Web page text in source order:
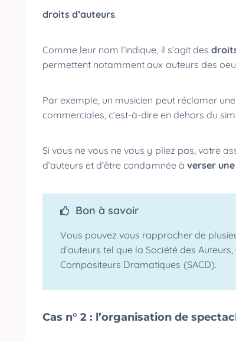
droits d’auteurs.
Comme leur nom l’indique, il s’agit des
permettent notamment aux auteurs des
Par exemple, un musicien peut réclamer
commerciales, c’est-à-dire en dehors du
Si vous ne vous ne vous y pliez pas, votre
d’auteurs et d’être condamnée à verser
Bon à savoir
Vous pouvez vous rapprocher de
d’auteurs tel que la Société des
Compositeurs Dramatiques (SACD).
Cas n° 2 : l’organisation de